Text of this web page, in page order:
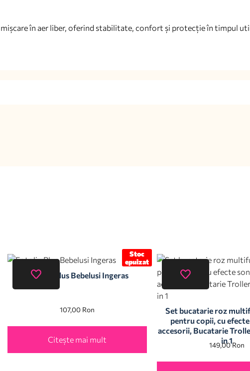
în aer liber, oferind stabilitate, confort și protecție în timpul
Stoc
epuizat
Fotoliu Plus Bebelusi Ingeras
107,00 Ron
Citește mai mult
Set bucatarie roz
pentru copii, cu
accesorii, Bucatarie
in 1
149,00Ron